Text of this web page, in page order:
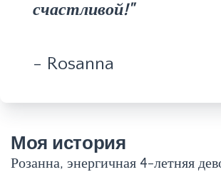
счастливой!"
- Rosanna
Моя история
Розанна, энергичная 4-летняя